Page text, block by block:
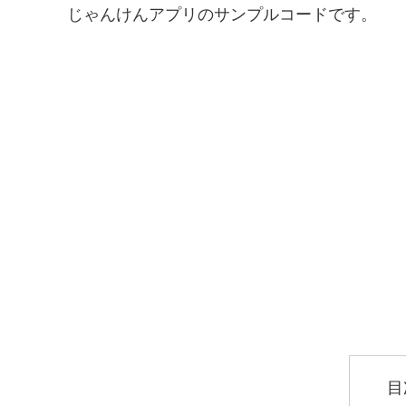
じゃんけんアプリのサンプルコードです。